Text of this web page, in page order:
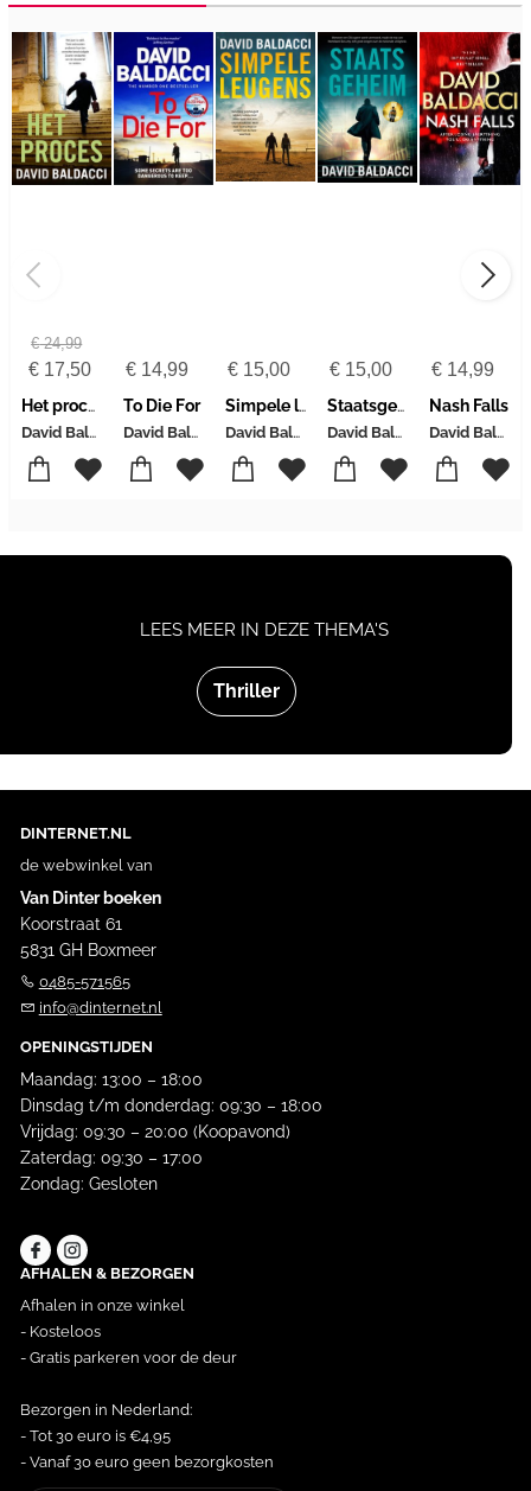
€24,99
€17,50
Het proces
David Baldacci
€14,99
To Die For
David Baldacci
€ 15,00
Simpele leugens
David Baldacci
€ 15,00
Staatsgeheim
David Baldacci
€ 14,99
Nash Falls
David Baldacci
Thriller
LEES MEER IN DEZE THEMA'S
DINTERNET.NL
de webwinkel van
Van Dinter boeken
Koorstraat 61
5831 GH Boxmeer
0485-571565
info@dinternet.nl
OPENINGSTIJDEN
Maandag: 13:00 – 18:00
Dinsdag t/m donderdag: 09:30 – 18:00
Vrijdag: 09:30 – 20:00 (Koopavond)
Zaterdag: 09:30 – 17:00
Zondag: Gesloten
AFHALEN & BEZORGEN
Afhalen in onze winkel
- Kosteloos
- Gratis parkeren voor de deur
Bezorgen in Nederland:
- Tot 30 euro is €4,95
- Vanaf 30 euro geen bezorgkosten